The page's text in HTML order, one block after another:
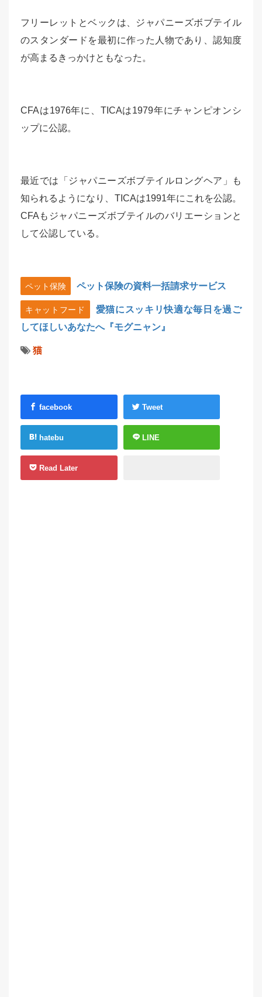
フリーレットとベックは、ジャパニーズボブテイル
のスタンダードを最初に作った人物であり、認知度
が高まるきっかけともなった。
CFAは1976年に、TICAは1979年にチャンピオンシ
ップに公認。
最近では「ジャパニーズボブテイルロングヘア」も
知られるようになり、TICAは1991年にこれを公認。
CFAもジャパニーズボブテイルのバリエーションと
して公認している。
ペット保険 ペット保険の資料一括請求サービス
キャットフード
愛猫にスッキリ快適な毎日を過ご
してほしいあなたへ『モグニャン』
猫
facebook Tweet
hatebu LINE
Read Later